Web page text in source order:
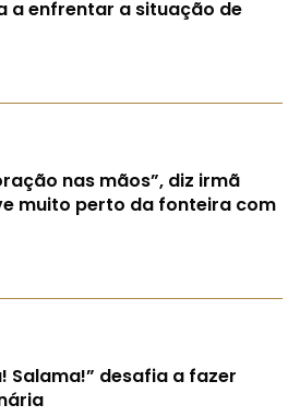
a enfrentar a situação de
nas mãos”, diz irmã
muito perto da fonteira com
Salama!” desafia a fazer